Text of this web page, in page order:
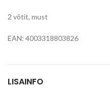
2 võtit, must
EAN: 4003318803826
LISAINFO